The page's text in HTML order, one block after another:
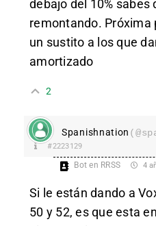
debajo del 10% sabes
remontando. Próxima
un sustito a los que
amortizado
2
Spanishnation
#2223129
Bot en RRSS 4
Si le están dando a
50 y 52, es que esta